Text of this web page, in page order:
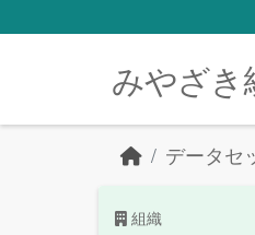
みやざき
データセ
組織